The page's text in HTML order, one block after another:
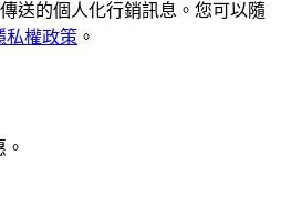
送的個人化行銷訊息。您可以隨
私權政策 。